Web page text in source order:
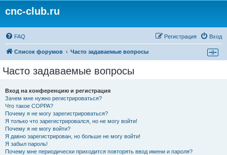
cnc-club.ru
FAQ Вход
Регистрация
Список форумов Часто задаваемые вопросы
Часто задаваемые вопросы
Вход на конференцию и регистрация
Зачем мне нужно регистрироваться?
Что такое COPPA?
Почему я не могу зарегистрироваться?
Я только что зарегистрировался, но не могу войти!
Почему я не могу войти?
Я давно зарегистрирован, но больше не могу войти!
Я забыл пароль!
Почему мне периодически приходится повторять ввод имени и пароля?